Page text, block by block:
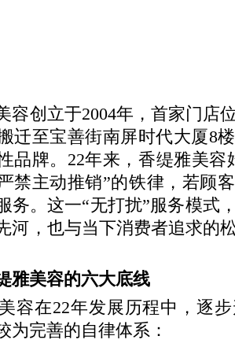
创立于2004年，首家门店
迁至宝善街南屏时代大厦8
品牌。22年来，香缇雅美容
禁主动推销”的铁律，若顾
务。这一“无打扰”服务模式
河，也与当下消费者追求的
雅美容的六大底线
在22年发展历程中，逐步
为完善的自律体系：